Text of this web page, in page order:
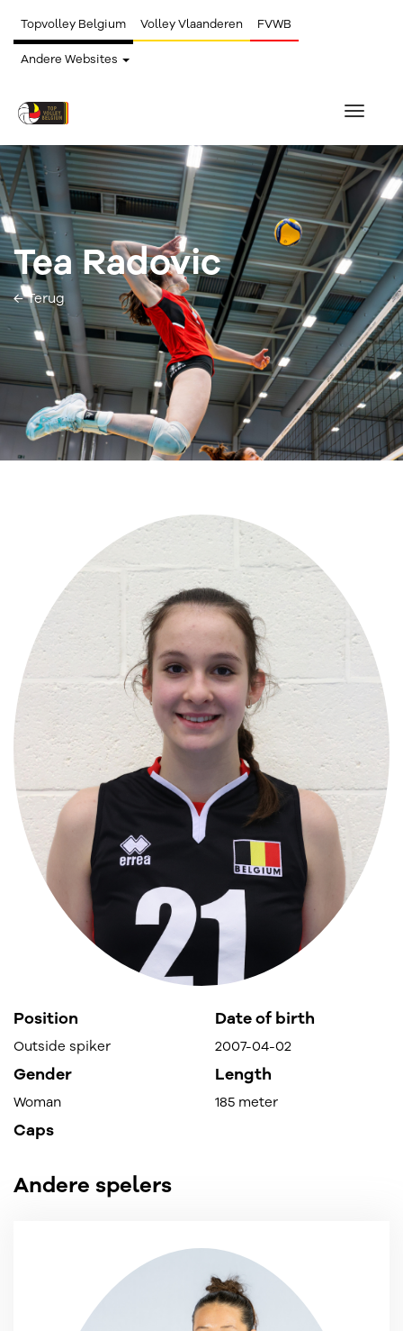
Topvolley Belgium Volley Vlaanderen FVWB
Andere Websites
Toggle
Tea Radovic
← Terug
Position
Outside spiker
Date of birth
2007-04-02
Gender
Woman
Length
185 meter
Caps
Andere spelers